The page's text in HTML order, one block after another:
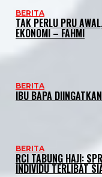
BERITA
TAK PERLU PRU
EKONOMI – FAHMI
BERITA
IBU BAPA
BERITA
RCI TABUNG HAJI:
INDIVIDU TERLIBAT